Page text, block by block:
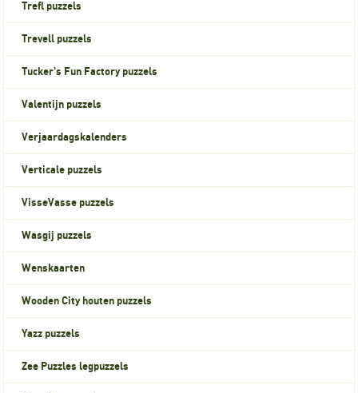
Trefl puzzels
Trevell puzzels
Tucker's Fun Factory puzzels
Valentijn puzzels
Verjaardagskalenders
Verticale puzzels
VisseVasse puzzels
Wasgij puzzels
Wenskaarten
Wooden City houten puzzels
Yazz puzzels
Zee Puzzles legpuzzels